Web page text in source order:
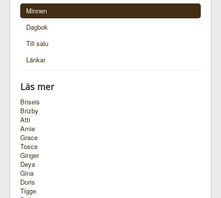
Minnen
Dagbok
Till salu
Länkar
Läs mer
Briseis
Brizby
Atti
Amie
Grace
Tosca
Ginger
Deya
Gina
Doris
Tigge